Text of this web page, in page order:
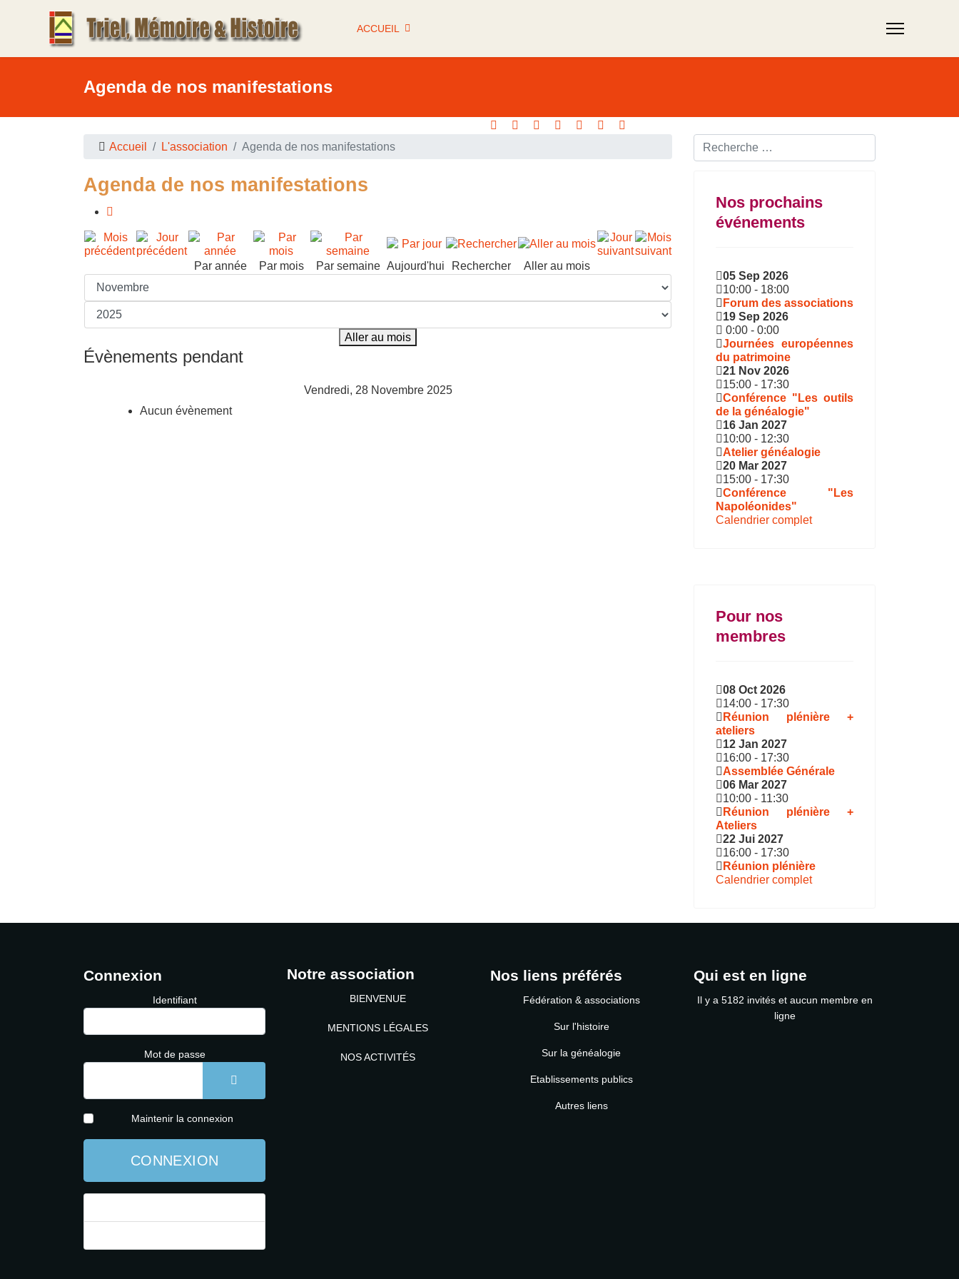
ACCUEIL
Agenda de nos manifestations
Accueil L'association Agenda de nos manifestations
Rechercher ...
Agenda de nos manifestations
Par année Par mois Par semaine Aujourd'hui Rechercher Aller au mois
Aller au mois
Évènements pendant
Vendredi, 28 Novembre 2025
Aucun évènement
Nos prochains
événements
05 Sep 2026
10:00 - 18:00
Forum des associations
19 Sep 2026
0:00 - 0:00
Journées européennes
du patrimoine
21 Nov 2026
15:00 - 17:30
Conférence "Les outils
de la généalogie"
16 Jan 2027
10:00 - 12:30
Atelier généalogie
20 Mar 2027
15:00 - 17:30
Conférence "Les
Napoléonides"
Calendrier complet
Pour nos
membres
08 Oct 2026
14:00 - 17:30
Réunion plénière +
ateliers
12 Jan 2027
16:00 - 17:30
Assemblée Générale
06 Mar 2027
10:00 - 11:30
Réunion plénière +
Ateliers
22 Jui 2027
16:00 - 17:30
Réunion plénière
Calendrier complet
Connexion
Identifiant
Mot de passe
AFFICHER LE MOT DE PASSE
Maintenir la connexion
CONNEXION
Notre association
BIENVENUE
MENTIONS LÉGALES
NOS ACTIVITÉS
Nos liens préférés
Fédération & associations
Sur l'histoire
Sur la généalogie
Etablissements publics
Autres liens
Qui est en ligne
Il y a 5182 invités et aucun membre en
ligne